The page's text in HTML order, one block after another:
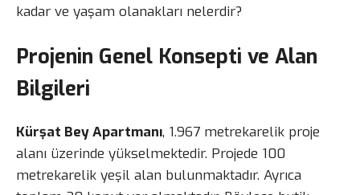
kadar ve yaşam olanakları nelerdir?
Projenin Genel Konsepti ve Alan
Bilgileri
Kürşat Bey Apartmanı, 1.967 metrekarelik proje
alanı üzerinde yükselmektedir. Projede 100
metrekarelik yeşil alan bulunmaktadır. Ayrıca